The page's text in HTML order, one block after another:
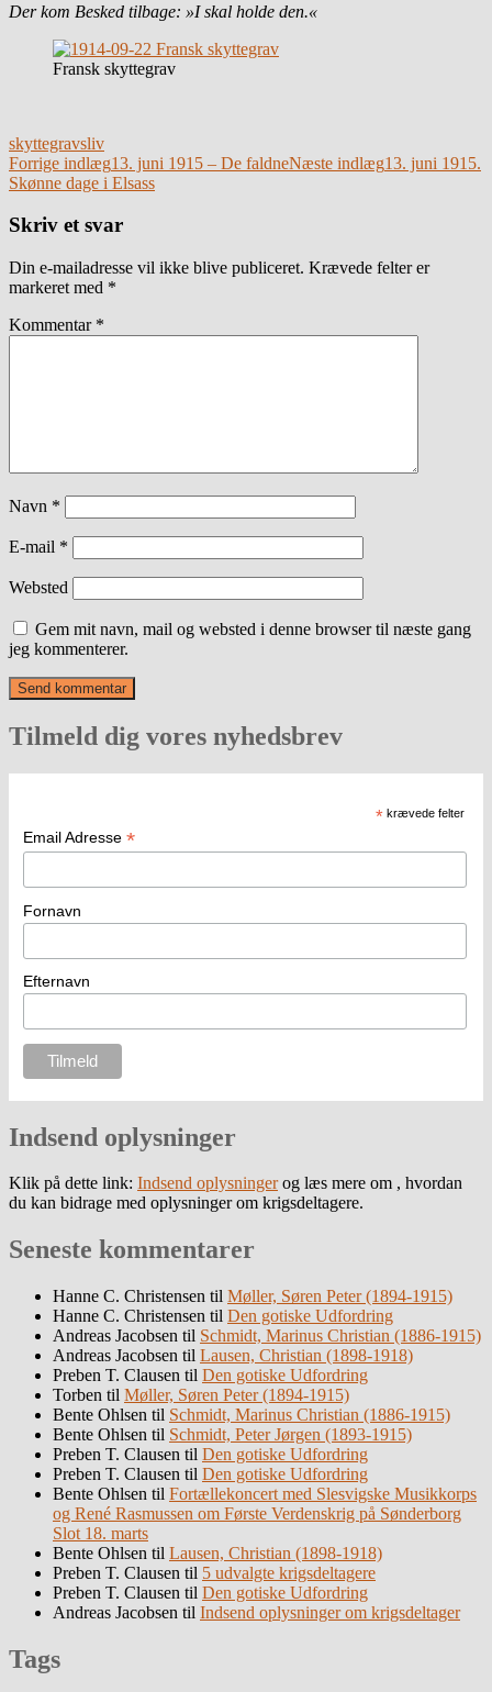
Der kom Besked tilbage: »I skal holde den.«
Fransk skyttegrav
skyttegravsliv
Indlægsnavigation
Forrige indlæg13. juni 1915 – De faldneNæste indlæg13. juni 1915.
Skønne dage i Elsass
Skriv et svar
Din e-mailadresse vil ikke blive publiceret. Krævede felter er
markeret med *
Kommentar *
Navn *
E-mail *
Websted
Gem mit navn, mail og websted i denne browser til næste gang
jeg kommenterer.
Tilmeld dig vores nyhedsbrev
* krævede felter
Email Adresse *
Fornavn
Efternavn
Indsend oplysninger
Klik på dette link: Indsend oplysningerog læs mere om , hvordan
du kan bidrage med oplysninger om krigsdeltagere.
Seneste kommentarer
Hanne C. Christensen til Møller, Søren Peter (1894-1915)
Hanne C. Christensen til Den gotiske Udfordring
Andreas Jacobsen til Schmidt, Marinus Christian (1886-1915)
Andreas Jacobsen til Lausen, Christian (1898-1918)
Preben T. Clausen til Den gotiske Udfordring
Torben til Møller, Søren Peter (1894-1915)
Bente Ohlsen til Schmidt, Marinus Christian (1886-1915)
Bente Ohlsen til Schmidt, Peter Jørgen (1893-1915)
Preben T. Clausen til Den gotiske Udfordring
Preben T. Clausen til Den gotiske Udfordring
Bente Ohlsen til Fortællekoncert med Slesvigske Musikkorps
og René Rasmussen om Første Verdenskrig på Sønderborg
Slot 18. marts
Bente Ohlsen til Lausen, Christian (1898-1918)
Preben T. Clausen til 5 udvalgte krigsdeltagere
Preben T. Clausen til Den gotiske Udfordring
Andreas Jacobsen til Indsend oplysninger om krigsdeltager
Tags